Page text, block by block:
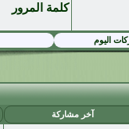
كلمة المرور
اليوم
آخر مشاركة